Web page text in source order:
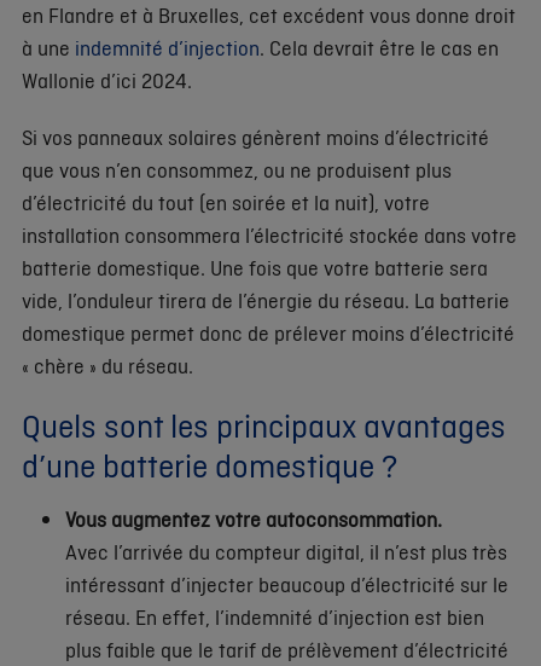
en Flandre et à Bruxelles, cet excédent vous donne droit
à une indemnité d’injection. Cela devrait être le cas en
Wallonie d’ici 2024.
Si vos panneaux solaires génèrent moins d’électricité
que vous n’en consommez, ou ne produisent plus
d’électricité du tout (en soirée et la nuit), votre
installation consommera l’électricité stockée dans votre
batterie domestique. Une fois que votre batterie sera
vide, l’onduleur tirera de l’énergie du réseau. La batterie
domestique permet donc de prélever moins d’électricité
« chère » du réseau.
Quels sont les principaux avantages
d’une batterie domestique ?
Vous augmentez votre autoconsommation.
Avec l’arrivée du compteur digital, il n’est plus très
intéressant d’injecter beaucoup d’électricité sur le
réseau. En effet, l’indemnité d’injection est bien
plus faible que le tarif de prélèvement d’électricité